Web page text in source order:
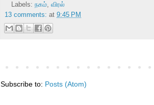
Labels: நகம், விரல்
13 comments: at 9:45 PM
Subscribe to: Posts (Atom)